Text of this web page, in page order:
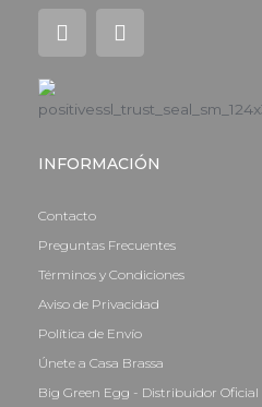
n
s
t
g
m
a
c
e
o
-
INFORMACIÓN
Contacto
Preguntas Frecuentes
Términos y Condiciones
Aviso de Privacidad
Política de Envío
Únete a Casa Brassa
Big Green Egg - Distribuidor Oficial